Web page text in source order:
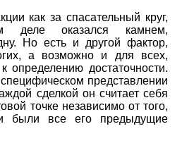
как за спасательный круг,
деле оказался камнем,
Но есть и другой фактор,
а возможно и для всех,
определению достаточности.
представлении
сделкой он считает себя
точке независимо от того,
были все его предыдущие